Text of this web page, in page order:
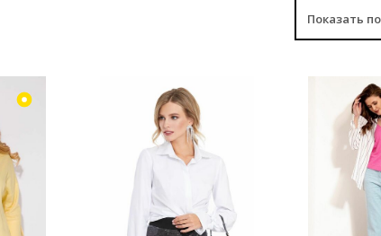
КУПИТЬ КУПИТЬ